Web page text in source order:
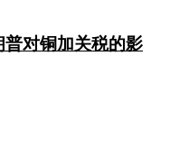
对铜加关税的影